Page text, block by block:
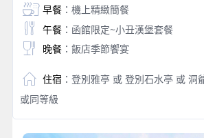
早餐：機上精緻簡餐
午餐：函館限定~小丑漢堡套餐
晚餐：飯店季節饗宴
住宿 ：登別雅亭 或 登別石水亭 或 洞
或同等級